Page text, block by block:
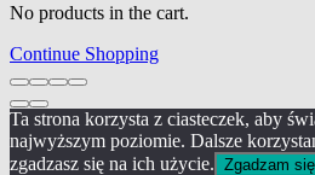
No products in the cart.
Continue Shopping
Ta strona korzysta z ciasteczek, aby
najwyższym poziomie. Dalsze
zgadzasz się na ich użycie. Zgadzam się